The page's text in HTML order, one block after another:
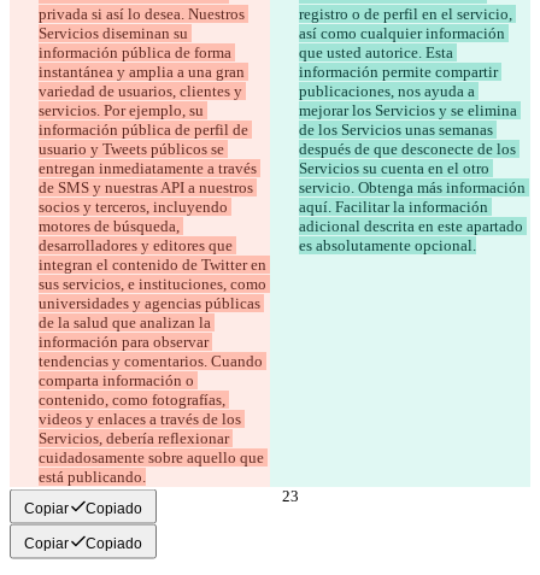
privada si así lo desea. Nuestros
Servicios diseminan su
información pública de forma
instantánea y amplia a una gran
variedad de usuarios, clientes y
servicios. Por ejemplo, su
información pública de perfil de
usuario y Tweets públicos se
entregan inmediatamente a través
de SMS y nuestras API a nuestros
socios y terceros, incluyendo
motores de búsqueda,
desarrolladores y editores que
integran el contenido de Twitter en
sus servicios, e instituciones, como
universidades y agencias públicas
de la salud que analizan la
información para observar
tendencias y comentarios. Cuando
comparta información o
contenido, como fotografías,
videos y enlaces a través de los
Servicios, debería reflexionar
cuidadosamente sobre aquello que
está publicando.
registro o de perfil en el servicio,
así como cualquier información
que usted autorice. Esta
información permite compartir
publicaciones, nos ayuda a
mejorar los Servicios y se elimina
de los Servicios unas semanas
después de que desconecte de los
Servicios su cuenta en el otro
servicio. Obtenga más información
aquí. Facilitar la información
adicional descrita en este apartado
es absolutamente opcional.
Copiar Copiado
Copiar Copiado